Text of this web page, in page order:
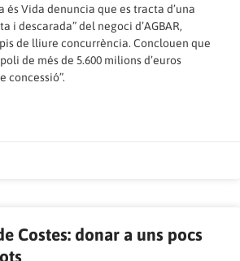
és Vida denuncia que es tracta d’una
i descarada” del negoci d’AGBAR,
de lliure concurrència. Conclouen que
de més de 5.600 milions d’euros
concessió”.
Costes: donar a uns pocs